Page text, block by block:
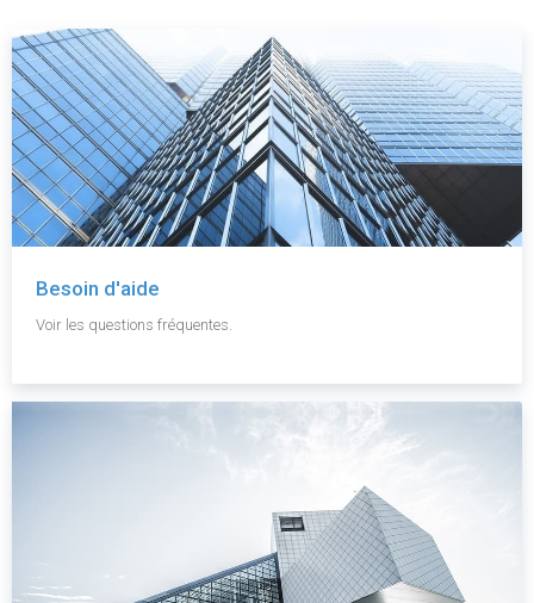
Besoin d'aide
Voir les questions fréquentes.